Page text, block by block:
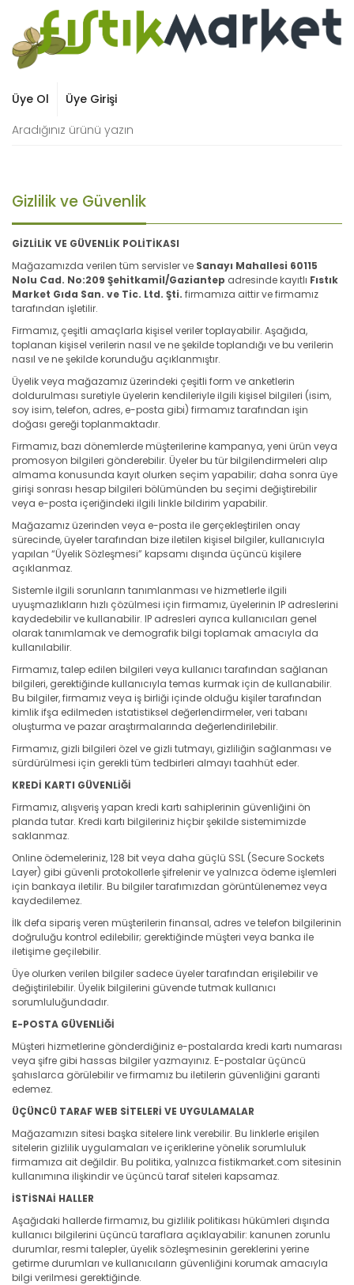
Üye Ol Üye Girişi
Gizlilik ve Güvenlik
GİZLİLİK VE GÜVENLİK POLİTİKASI
Mağazamızda verilen tüm servisler ve Sanayı Mahallesi 60115
Nolu Cad. No:209 Şehitkamil/Gaziantep adresinde kayıtlı Fıstık
Market Gıda San. ve Tic. Ltd. Şti. firmamıza aittir ve firmamız
tarafından işletilir.
Firmamız, çeşitli amaçlarla kişisel veriler toplayabilir. Aşağıda,
toplanan kişisel verilerin nasıl ve ne şekilde toplandığı ve bu verilerin
nasıl ve ne şekilde korunduğu açıklanmıştır.
Üyelik veya mağazamız üzerindeki çeşitli form ve anketlerin
doldurulması suretiyle üyelerin kendileriyle ilgili kişisel bilgileri (isim,
soy isim, telefon, adres, e-posta gibi) firmamız tarafından işin
doğası gereği toplanmaktadır.
Firmamız, bazı dönemlerde müşterilerine kampanya, yeni ürün veya
promosyon bilgileri gönderebilir. Üyeler bu tür bilgilendirmeleri alıp
almama konusunda kayıt olurken seçim yapabilir; daha sonra üye
girişi sonrası hesap bilgileri bölümünden bu seçimi değiştirebilir
veya e-posta içeriğindeki ilgili linkle bildirim yapabilir.
Mağazamız üzerinden veya e-posta ile gerçekleştirilen onay
sürecinde, üyeler tarafından bize iletilen kişisel bilgiler, kullanıcıyla
yapılan “Üyelik Sözleşmesi” kapsamı dışında üçüncü kişilere
açıklanmaz.
Sistemle ilgili sorunların tanımlanması ve hizmetlerle ilgili
uyuşmazlıkların hızlı çözülmesi için firmamız, üyelerinin IP adreslerini
kaydedebilir ve kullanabilir. IP adresleri ayrıca kullanıcıları genel
olarak tanımlamak ve demografik bilgi toplamak amacıyla da
kullanılabilir.
Firmamız, talep edilen bilgileri veya kullanıcı tarafından sağlanan
bilgileri, gerektiğinde kullanıcıyla temas kurmak için de kullanabilir.
Bu bilgiler, firmamız veya iş birliği içinde olduğu kişiler tarafından
kimlik ifşa edilmeden istatistiksel değerlendirmeler, veri tabanı
oluşturma ve pazar araştırmalarında değerlendirilebilir.
Firmamız, gizli bilgileri özel ve gizli tutmayı, gizliliğin sağlanması ve
sürdürülmesi için gerekli tüm tedbirleri almayı taahhüt eder.
KREDİ KARTI GÜVENLİĞİ
Firmamız, alışveriş yapan kredi kartı sahiplerinin güvenliğini ön
planda tutar. Kredi kartı bilgileriniz hiçbir şekilde sistemimizde
saklanmaz.
Online ödemeleriniz, 128 bit veya daha güçlü SSL (Secure Sockets
Layer) gibi güvenli protokollerle şifrelenir ve yalnızca ödeme işlemleri
için bankaya iletilir. Bu bilgiler tarafımızdan görüntülenemez veya
kaydedilemez.
İlk defa sipariş veren müşterilerin finansal, adres ve telefon bilgilerinin
doğruluğu kontrol edilebilir; gerektiğinde müşteri veya banka ile
iletişime geçilebilir.
Üye olurken verilen bilgiler sadece üyeler tarafından erişilebilir ve
değiştirilebilir. Üyelik bilgilerini güvende tutmak kullanıcı
sorumluluğundadır.
E-POSTA GÜVENLİĞİ
Müşteri hizmetlerine gönderdiğiniz e-postalarda kredi kartı numarası
veya şifre gibi hassas bilgiler yazmayınız. E-postalar üçüncü
şahıslarca görülebilir ve firmamız bu iletilerin güvenliğini garanti
edemez.
ÜÇÜNCÜ TARAF WEB SİTELERİ VE UYGULAMALAR
Mağazamızın sitesi başka sitelere link verebilir. Bu linklerle erişilen
sitelerin gizlilik uygulamaları ve içeriklerine yönelik sorumluluk
firmamıza ait değildir. Bu politika, yalnızca fistikmarket.com sitesinin
kullanımına ilişkindir ve üçüncü taraf siteleri kapsamaz.
İSTİSNAİ HALLER
Aşağıdaki hallerde firmamız, bu gizlilik politikası hükümleri dışında
kullanıcı bilgilerini üçüncü taraflara açıklayabilir: kanunen zorunlu
durumlar, resmi talepler, üyelik sözleşmesinin gereklerini yerine
getirme durumları ve kullanıcıların güvenliğini korumak amacıyla
bilgi verilmesi gerektiğinde.